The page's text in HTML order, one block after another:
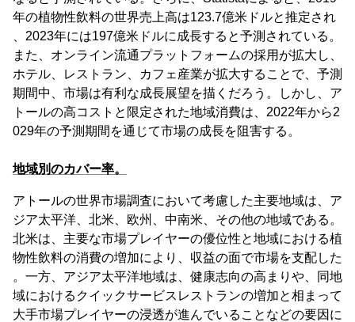
年の植物性飲料の世界売上高は123.7億米ドルと推定され
、2023年には197億米ドルに成長すると予測されている。
また、オンライン流通プラットフォームの採用が拡大し、
ホテル、レストラン、カフェ産業が拡大することで、予測
期間中、市場は有利な成長展望を描くだろう。しかし、ア
トールの高コストと限定された地域消費は、2022年から2
029年の予測期間を通じて市場の成長を阻害する。
地域別のカバー率。
アトールの世界市場調査において考慮した主要地域は、ア
ジア太平洋、北米、欧州、中南米、その他の地域である。
北米は、主要な市場プレイヤーの優位性と地域における植
物性飲料の消費の増加により、収益の面で市場を支配した
。一方、アジア太平洋地域は、健康志向の高まりや、同地
域におけるクイックサービスレストランの増加と相まって
大手市場プレイヤーの浸透が進んでいることなどの要因に